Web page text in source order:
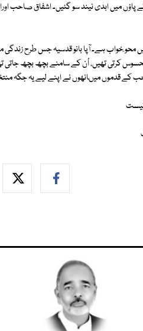
میں ابدی نیند سو گئیں۔ اشفاق صاحب اورا
محو ِخواب ہے۔ آپا بانو قدسیہ جس طرح
کرتی تھیں، اُن کے سامنے بچھ بچھ جاتی
کے قدموں میںانھوں نے اپنے لیے یہ جگہ